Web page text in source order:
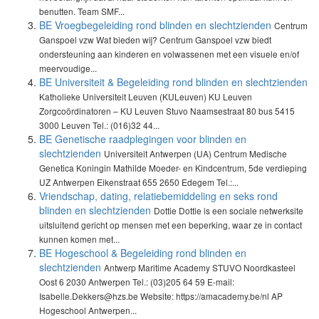
benutten. Team SMF...
BE Vroegbegeleiding rond blinden en slechtzienden Centrum
Ganspoel vzw Wat bieden wij? Centrum Ganspoel vzw biedt
ondersteuning aan kinderen en volwassenen met een visuele en/of
meervoudige...
BE Universiteit & Begeleiding rond blinden en slechtzienden
Katholieke Universiteit Leuven (KULeuven) KU Leuven
Zorgcoördinatoren – KU Leuven Stuvo Naamsestraat 80 bus 5415
3000 Leuven Tel.: (016)32 44...
BE Genetische raadplegingen voor blinden en
slechtzienden Universiteit Antwerpen (UA) Centrum Medische
Genetica Koningin Mathilde Moeder- en Kindcentrum, 5de verdieping
UZ Antwerpen Eikenstraat 655 2650 Edegem Tel.:...
Vriendschap, dating, relatiebemiddeling en seks rond
blinden en slechtzienden Dottie Dottie is een sociale netwerksite
uitsluitend gericht op mensen met een beperking, waar ze in contact
kunnen komen met...
BE Hogeschool & Begeleiding rond blinden en
slechtzienden Antwerp Maritime Academy STUVO Noordkasteel
Oost 6 2030 Antwerpen Tel.: (03)205 64 59 E-mail:
Isabelle.Dekkers@hzs.be Website: https://amacademy.be/nl AP
Hogeschool Antwerpen...